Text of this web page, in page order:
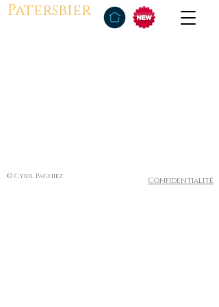
Patersbier
© Cyril Pagniez Confidentialité